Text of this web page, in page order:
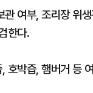
여부, 조리장 위
한다.
호박즙, 햄버거 등